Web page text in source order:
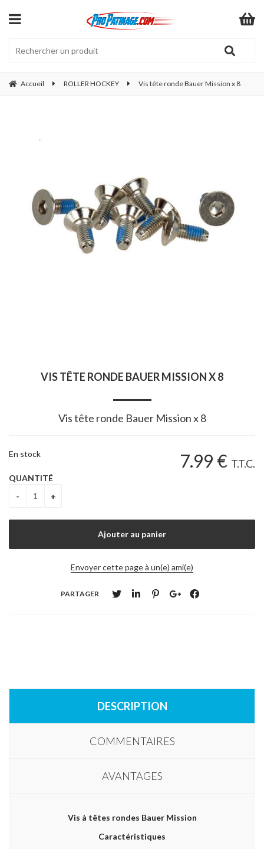
Accueil ROLLER HOCKEY Vis tête ronde Bauer Mission x 8
VIS TÊTE RONDE BAUER MISSION X 8
Vis tête ronde Bauer Mission x 8
7.99 € T.T.C.
En stock
QUANTITÉ
Envoyer cette page à un(e) ami(e)
PARTAGER
DESCRIPTION
COMMENTAIRES
AVANTAGES
Vis à têtes rondes Bauer Mission
Caractéristiques